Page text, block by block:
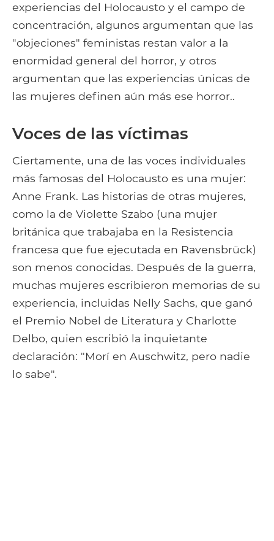
experiencias del Holocausto y el campo de
concentración, algunos argumentan que las
"objeciones" feministas restan valor a la
enormidad general del horror, y otros
argumentan que las experiencias únicas de
las mujeres definen aún más ese horror..
Voces de las víctimas
Ciertamente, una de las voces individuales
más famosas del Holocausto es una mujer:
Anne Frank. Las historias de otras mujeres,
como la de Violette Szabo (una mujer
británica que trabajaba en la Resistencia
francesa que fue ejecutada en Ravensbrück)
son menos conocidas. Después de la guerra,
muchas mujeres escribieron memorias de su
experiencia, incluidas Nelly Sachs, que ganó
el Premio Nobel de Literatura y Charlotte
Delbo, quien escribió la inquietante
declaración: "Morí en Auschwitz, pero nadie
lo sabe".